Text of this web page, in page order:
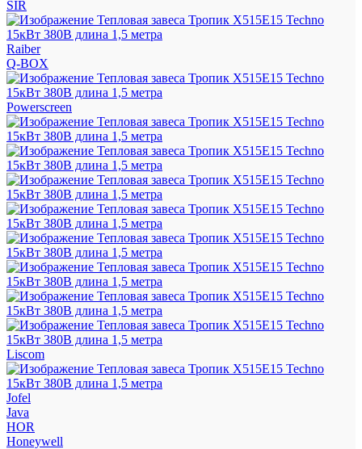
SIR
Raiber
Q-BOX
Powerscreen
Liscom
Jofel
Java
HOR
Honeywell